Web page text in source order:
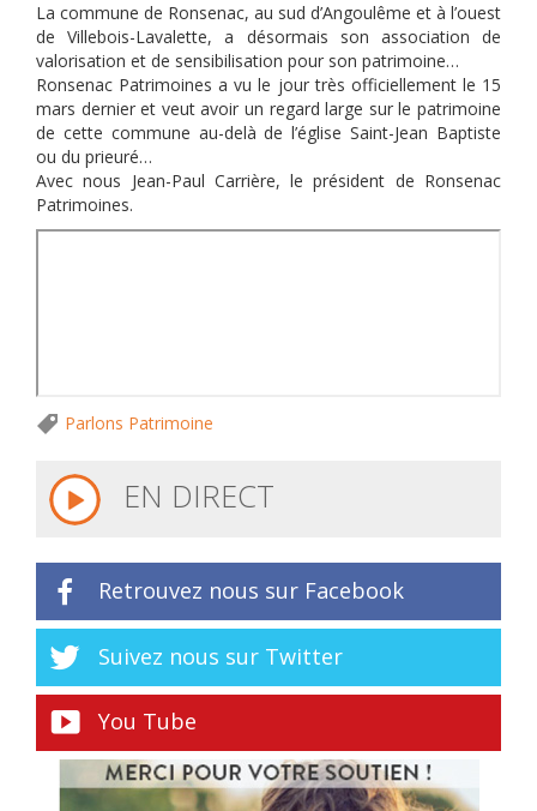
La commune de Ronsenac, au sud d’Angoulême et à l’ouest
de Villebois-Lavalette, a désormais son association de
valorisation et de sensibilisation pour son patrimoine…
Ronsenac Patrimoines a vu le jour très officiellement le 15
mars dernier et veut avoir un regard large sur le patrimoine
de cette commune au-delà de l’église Saint-Jean Baptiste
ou du prieuré…
Avec nous Jean-Paul Carrière, le président de Ronsenac
Patrimoines.
Parlons Patrimoine
EN DIRECT
Retrouvez nous sur Facebook
Suivez nous sur Twitter
You Tube